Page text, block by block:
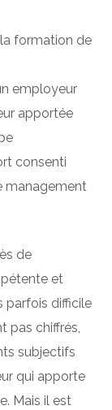
formation de
employeur
apportée
consenti
management
de
et
parfois difficile
pas chiffrés,
subjectifs
qui apporte
Mais il est